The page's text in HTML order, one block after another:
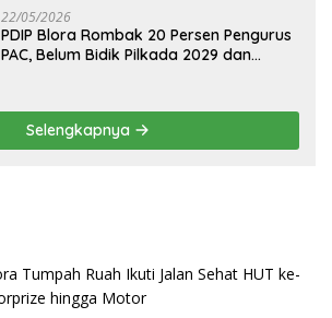
22/05/2026
PDIP Blora Rombak 20 Persen Pengurus
PAC, Belum Bidik Pilkada 2029 dan
Selengkapnya